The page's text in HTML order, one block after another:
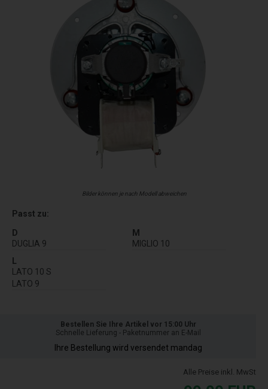
Bilder können je nach Modell abweichen
Passt zu:
D
DUGLIA 9
L
LATO 10 S
LATO 9
M
MIGLIO 10
Bestellen Sie Ihre Artikel vor 15:00 Uhr
Schnelle Lieferung - Paketnummer an E-Mail
Ihre Bestellung wird versendet mandag
Alle Preise inkl. MwSt